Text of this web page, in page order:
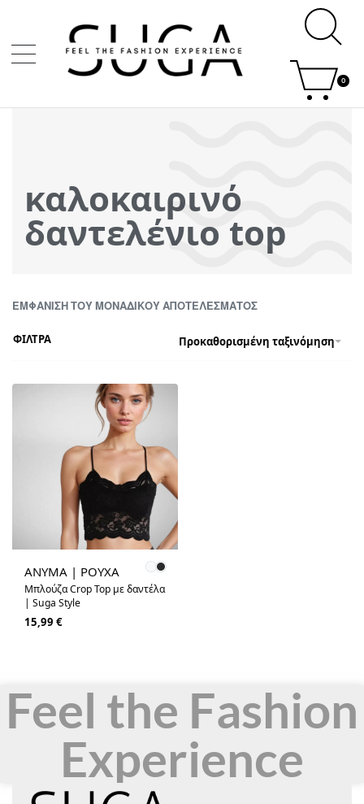
0
καλοκαιρινό
δαντελένιο top
ΕΜΦΆΝΙΣΗ ΤΟΥ ΜΟΝΑΔΙΚΟΎ ΑΠΟΤΕΛΈΣΜΑΤΟΣ
Προκαθορισμένη ταξινόμηση
ΦΙΛΤΡΑ
ANYMA | ΡΟΥΧΑ
Μπλούζα Crop Top με δαντέλα
| Suga Style
15,99 €
Feel the Fashion
Experience